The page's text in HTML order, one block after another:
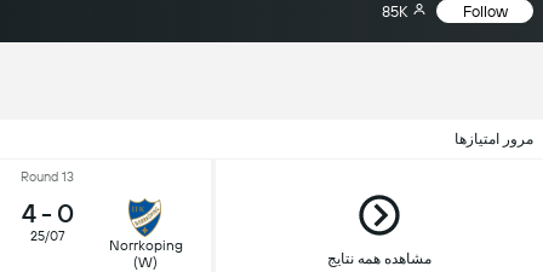
Follow
85K
مرور امتیازها
مشاهده همه نتایج
Round 13
Norrkoping
(W)
0
-
4
25/07